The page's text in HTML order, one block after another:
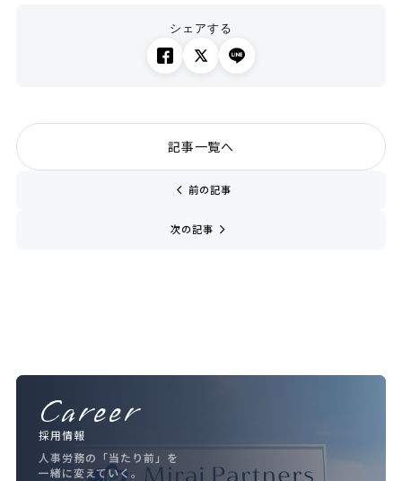
シェアする
chevron_left 前の記事
記事一覧へ
次の記事 navigate_next
Career
採用情報
人事労務の「当たり前」を
一緒に変えていく。